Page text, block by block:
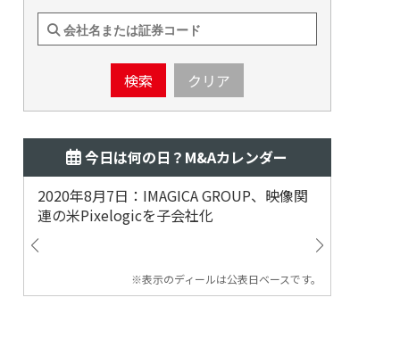
検索 クリア
今日は何の日？M&Aカレンダー
2020年8月7日：IMAGICA GROUP、映像関
連の米Pixelogicを子会社化
※表示のディールは公表日ベースです。